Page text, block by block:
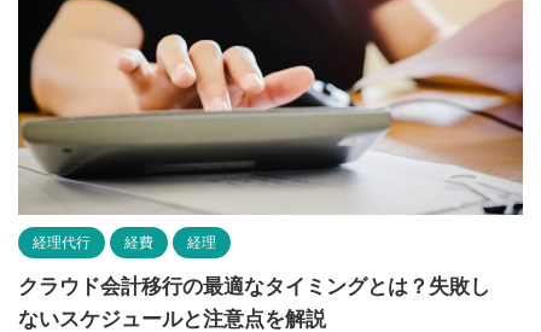
経理代行 経費 経理
クラウド会計移行の最適なタイミングとは？失敗し
ないスケジュールと注意点を解説